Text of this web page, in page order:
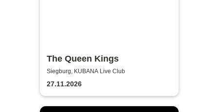
The Queen Kings
Siegburg, KUBANA Live Club
27.11.2026